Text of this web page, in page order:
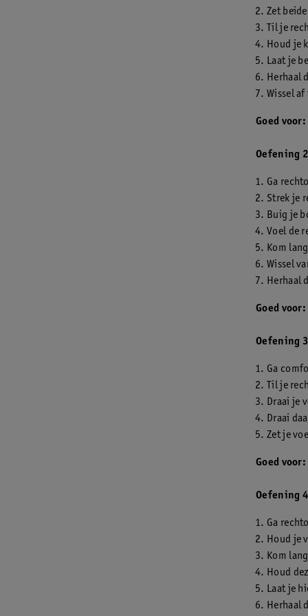
Zet
Til je
Houd je
Laat je
Herhaal
Wissel
Goed voor:
Oefening
Ga
Strek je
Buig je
Voel de
Kom
Wissel
Herhaal
Goed voor:
Oefening
Ga
Til je
Draai je
Draai
Zet je
Goed voor:
Oefening
Ga
Houd je
Kom
Houd
Laat je
Herhaal